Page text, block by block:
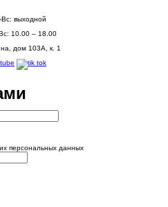
выходной
10.00 – 18.00
дом 103А, к. 1
персональных данных